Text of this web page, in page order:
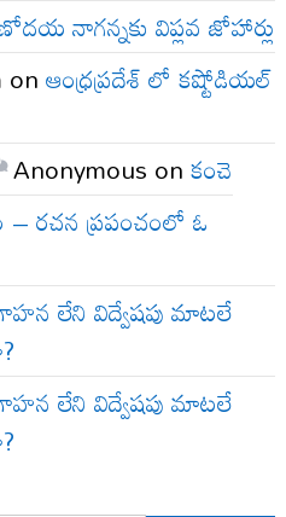
నాగన్నకు విప్లవ జోహార్లు
onఆంధ్రప్రదేశ్ లో కష్టోడియల్
Anonymous onకంచె
– రచన ప్రపంచంలో ఓ
లేని విద్వేషపు మాటలే
లేని విద్వేషపు మాటలే